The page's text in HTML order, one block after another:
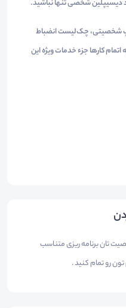
دیسیپلین شخصی تنها نباشید.
شخصیتی، چک‌لیست انضباط
کارها جزء خدمات ویژه این
تان برنامه ریزی متناسب
رو تمام کنید .